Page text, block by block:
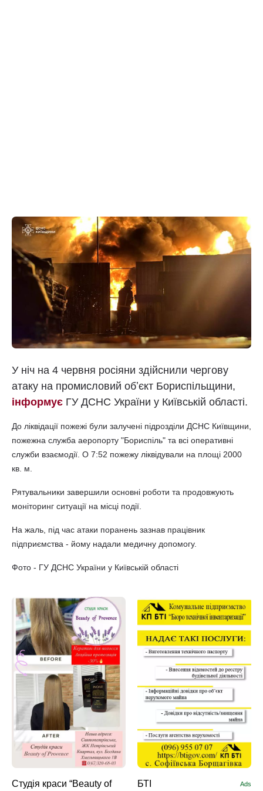
У ніч на 4 червня росіяни здійснили чергову
атаку на промисловий обʼєкт Бориспільщини,
інформує ГУ ДСНС України у Київській області.
До ліквідації пожежі були залучені підрозділи ДСНС Київщини,
пожежна служба аеропорту "Бориспіль" та всі оперативні
служби взаємодії. О 7:52 пожежу ліквідували на площі 2000
кв. м.
Рятувальники завершили основні роботи та продовжують
моніторинг ситуації на місці події.
На жаль, під час атаки поранень зазнав працівник
підприємства - йому надали медичну допомогу.
Фото - ГУ ДСНС України у Київській області
Студія краси “Beauty of
БТІ Ads